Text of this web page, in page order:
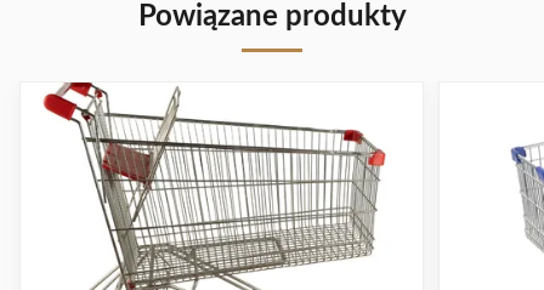
Powiązane produkty